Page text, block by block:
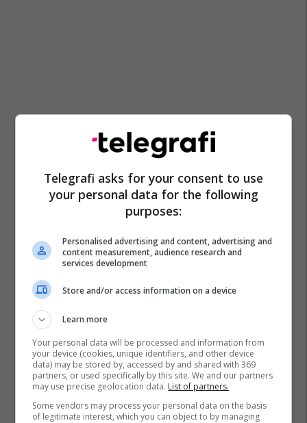
Telegrafi asks for your consent to use
your personal data for the following
purposes:
Personalised advertising and content, advertising and
content measurement, audience research and
services development
Store and/or access information on a device
Learn more
Your personal data will be processed and information from
your device (cookies, unique identifiers, and other device
data) may be stored by, accessed by and shared with 369
partners, or used specifically by this site. We and our partners
may use precise geolocation data. List of partners.
Some vendors may process your personal data on the basis
of legitimate interest, which you can object to by managing